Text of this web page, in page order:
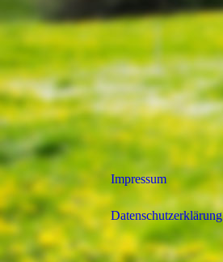
Impressum
Datenschutzerklärung